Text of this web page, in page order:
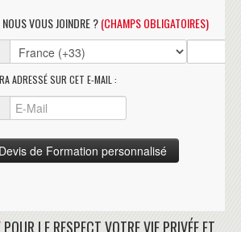
VOUS JOINDRE ?(CHAMPS OBLIGATOIRES)
ADRESSÉ SUR CET E-MAIL :
POUR LE RESPECT VOTRE VIE PRIVÉE ET